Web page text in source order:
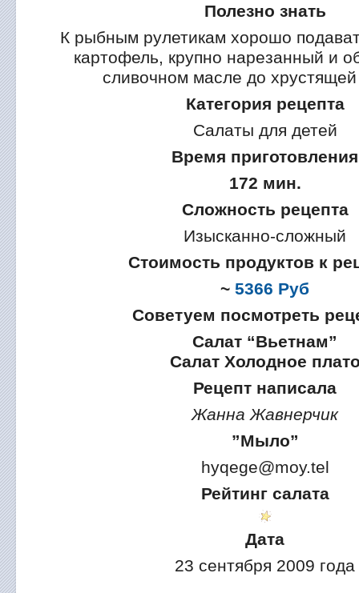
Полезно знать
К рыбным рулетикам хорошо
картофель, крупно нарезанный и
сливочном масле до хрустящей
Категория рецепта
Салаты для детей
Время приготовления
172 мин.
Сложность рецепта
Изысканно-сложный
Стоимость продуктов к
~ 5366 Руб
Советуем посмотреть
Салат “Вьетнам”
Салат Холодное
Рецепт написала
Жанна Жавнерчик
”Мыло”
hyqege@moy.tel
Рейтинг салата
Дата
23 сентября 2009 года